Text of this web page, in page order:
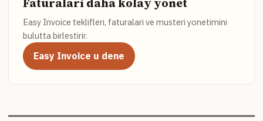
Easy Invoice teklifleri, faturalari ve musteri yonetimini
bulutta birlestirir.
Easy Invoice u dene